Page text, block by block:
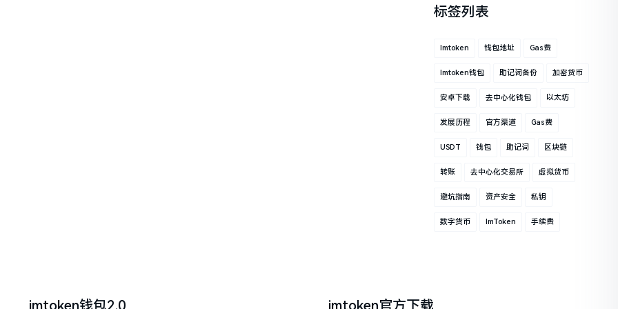
标签列表
Imtoken 钱包地址 Gas费
Imtoken钱包 助记词备份 加密货币
安卓下载 去中心化钱包 以太坊
发展历程 官方渠道 Gas费
USDT 钱包 助记词 区块链
转账 去中心化交易所 虚拟货币
避坑指南 资产安全 私钥
数字货币 ImToken 手续费